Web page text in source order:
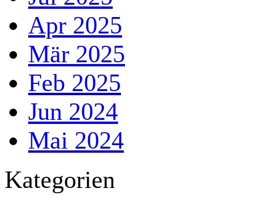
Apr 2025
Mär 2025
Feb 2025
Jun 2024
Mai 2024
Block überspringen Kategorien
Kategorien